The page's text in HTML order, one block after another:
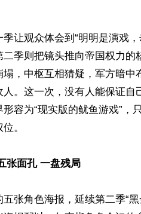
让观众体会到“明明是演戏
二季则把镜头推向帝国权力
塌，中枢互相猜疑，军方暗中
人。这一次，没有人能保证自
形容为“现实版的鱿鱼游戏”，
。
张面孔 一盘残局
五张角色海报，延续第二季“